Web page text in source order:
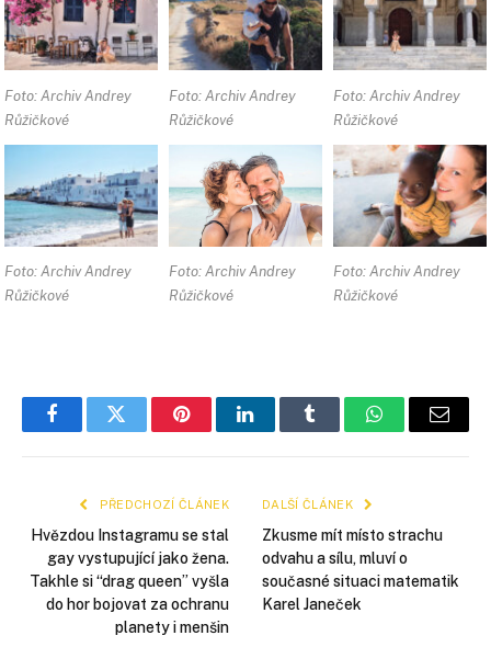
Foto: Archiv Andrey
Růžičkové
Foto: Archiv Andrey
Růžičkové
Foto: Archiv Andrey
Růžičkové
Foto: Archiv Andrey
Růžičkové
Foto: Archiv Andrey
Růžičkové
Foto: Archiv Andrey
Růžičkové
FacebookTwitter PinterestLinkedInTumblr WhatsApp
E-
PŘEDCHOZÍ ČLÁNEK
Hvězdou Instagramu se stal
gay vystupující jako žena.
Takhle si “drag queen” vyšla
do hor bojovat za ochranu
planety i menšin
DALŠÍ ČLÁNEK
Zkusme mít místo strachu
odvahu a sílu, mluví o
současné situaci matematik
Karel Janeček